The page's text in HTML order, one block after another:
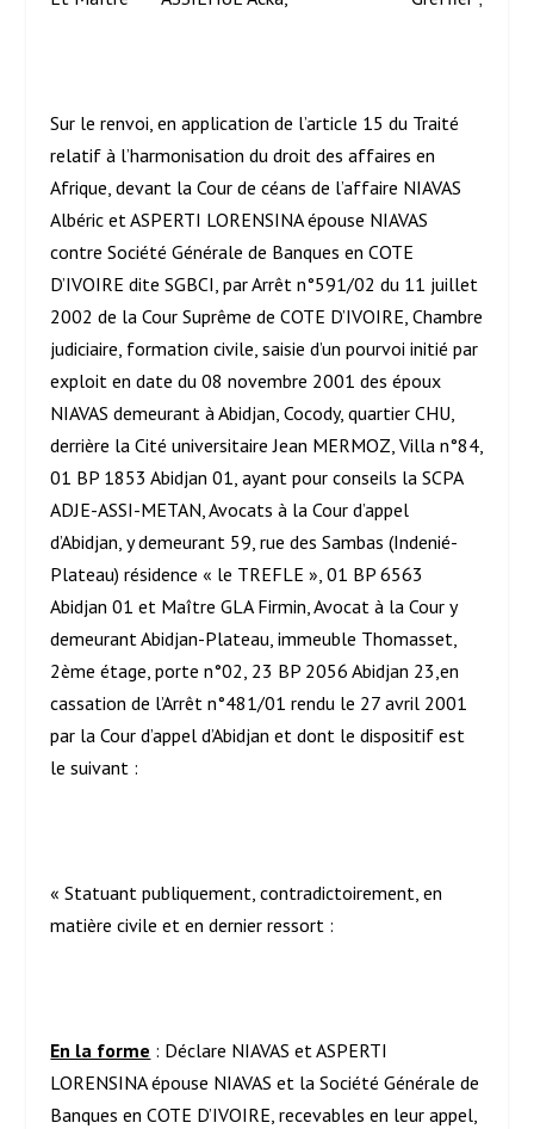
Sur le renvoi, en application de l’article 15 du Traité
relatif à l’harmonisation du droit des affaires en
Afrique, devant la Cour de céans de l’affaire NIAVAS
Albéric et ASPERTI LORENSINA épouse NIAVAS
contre Société Générale de Banques en COTE
D’IVOIRE dite SGBCI, par Arrêt n°591/02 du 11 juillet
2002 de la Cour Suprême de COTE D’IVOIRE, Chambre
judiciaire, formation civile, saisie d’un pourvoi initié par
exploit en date du 08 novembre 2001 des époux
NIAVAS demeurant à Abidjan, Cocody, quartier CHU,
derrière la Cité universitaire Jean MERMOZ, Villa n°84,
01 BP 1853 Abidjan 01, ayant pour conseils la SCPA
ADJE-ASSI-METAN, Avocats à la Cour d’appel
d’Abidjan, y demeurant 59, rue des Sambas (Indenié-
Plateau) résidence « le TREFLE », 01 BP 6563
Abidjan 01 et Maître GLA Firmin, Avocat à la Cour y
demeurant Abidjan-Plateau, immeuble Thomasset,
2ème étage, porte n°02, 23 BP 2056 Abidjan 23,en
cassation de l’Arrêt n°481/01 rendu le 27 avril 2001
par la Cour d’appel d’Abidjan et dont le dispositif est
le suivant :
« Statuant publiquement, contradictoirement, en
matière civile et en dernier ressort :
En la forme : Déclare NIAVAS et ASPERTI
LORENSINA épouse NIAVAS et la Société Générale de
Banques en COTE D’IVOIRE, recevables en leur appel,